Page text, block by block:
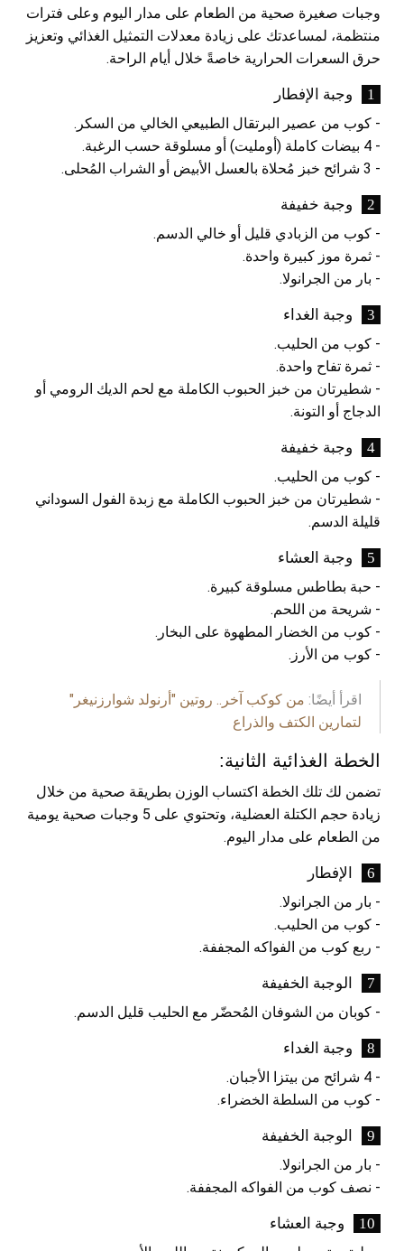
وجبات صغيرة صحية من الطعام على مدار اليوم وعلى فترات
منتظمة، لمساعدتك على زيادة معدلات التمثيل الغذائي وتعزيز
حرق السعرات الحرارية خاصةً خلال أيام الراحة.
وجبة الإفطار
- كوب من عصير البرتقال الطبيعي الخالي من السكر.
- 4 بيضات كاملة (أومليت) أو مسلوقة حسب الرغبة.
- 3 شرائح خبز مُحلاة بالعسل الأبيض أو الشراب المُحلى.
وجبة خفيفة
- كوب من الزبادي قليل أو خالي الدسم.
- ثمرة موز كبيرة واحدة.
- بار من الجرانولا.
وجبة الغداء
- كوب من الحليب.
- ثمرة تفاح واحدة.
- شطيرتان من خبز الحبوب الكاملة مع لحم الديك الرومي أو
الدجاج أو التونة.
وجبة خفيفة
- كوب من الحليب.
- شطيرتان من خبز الحبوب الكاملة مع زبدة الفول السوداني
قليلة الدسم.
وجبة العشاء
- حبة بطاطس مسلوقة كبيرة.
- شريحة من اللحم.
- كوب من الخضار المطهوة على البخار.
- كوب من الأرز.
اقرأ أيضًا: من كوكب آخر.. روتين "أرنولد شوارزنيغر"
لتمارين الكتف والذراع
الخطة الغذائية الثانية:
تضمن لك تلك الخطة اكتساب الوزن بطريقة صحية من خلال
زيادة حجم الكتلة العضلية، وتحتوي على 5 وجبات صحية يومية
من الطعام على مدار اليوم.
الإفطار
- بار من الجرانولا.
- كوب من الحليب.
- ربع كوب من الفواكه المجففة.
الوجبة الخفيفة
- كوبان من الشوفان المُحضّر مع الحليب قليل الدسم.
وجبة الغداء
- 4 شرائح من بيتزا الأجبان.
- كوب من السلطة الخضراء.
الوجبة الخفيفة
- بار من الجرانولا.
- نصف كوب من الفواكه المجففة.
وجبة العشاء